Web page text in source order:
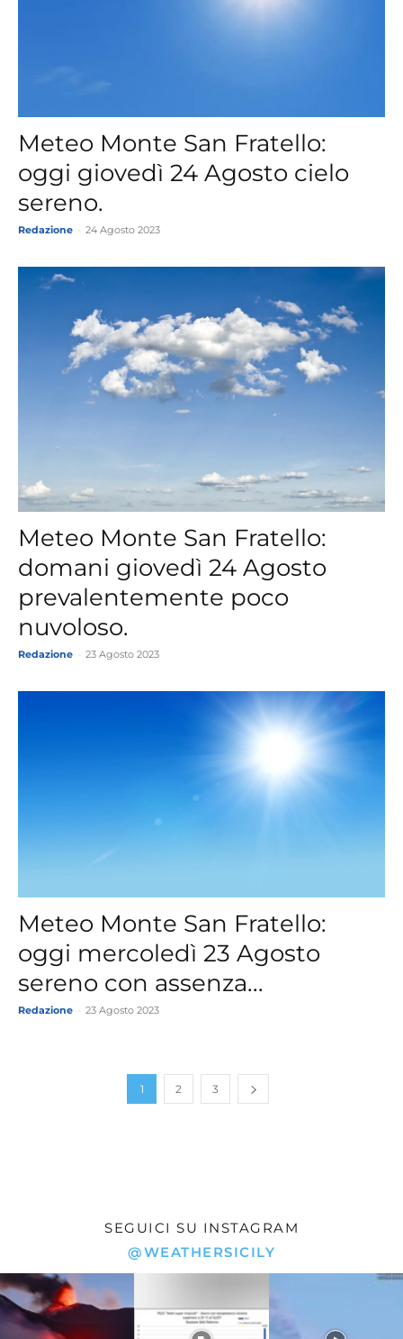
Meteo Monte San Fratello:
oggi giovedì 24 Agosto cielo
sereno.
Redazione 24 Agosto 2023
Meteo Monte San Fratello:
domani giovedì 24 Agosto
prevalentemente poco
nuvoloso.
Redazione 23 Agosto 2023
Meteo Monte San Fratello:
oggi mercoledì 23 Agosto
sereno con assenza...
Redazione 23 Agosto 2023
1 2 3
SEGUICI SU INSTAGRAM
@WEATHERSICILY